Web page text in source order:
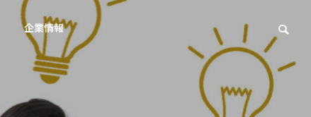
企業情報